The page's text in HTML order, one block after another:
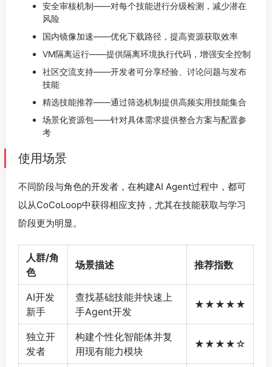
安全审核机制——对每个技能进行分级检测，减少潜在
风险
国内镜像加速——优化下载路径，提高资源获取效率
VM隔离运行——提供隔离环境执行代码，增强安全控制
社区交流支持——开发者可分享经验、讨论问题与发布
技能
精选技能推荐——通过筛选机制提供高频实用技能集合
场景化资源包——针对具体需求提供整合方案与配置参
考
使用场景
不同阶段与角色的开发者，在构建AI Agent过程中，都可
以从CoCoLoop中获得相应支持，尤其在技能获取与学习
阶段更为明显。
人群/角
色
场景描述 推荐指数
AI开发
新手
查找基础技能并快速上
手Agent开发
★★★★★
独立开
发者
构建个性化智能体并复
用现有能力模块
★★★★☆